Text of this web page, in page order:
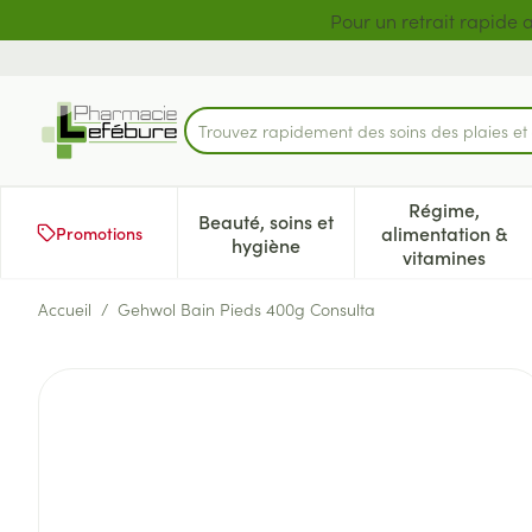
Pour un retrait rapide
Rechercher
Trouvez rapidement des soins des plaies
Promotions
Beauté, soins et
hygièneAfficher le sous-menu pour la
Régime,
alimentation &
vitamines
Afficher
Accueil / Gehwol Bain Pieds 400g Consulta